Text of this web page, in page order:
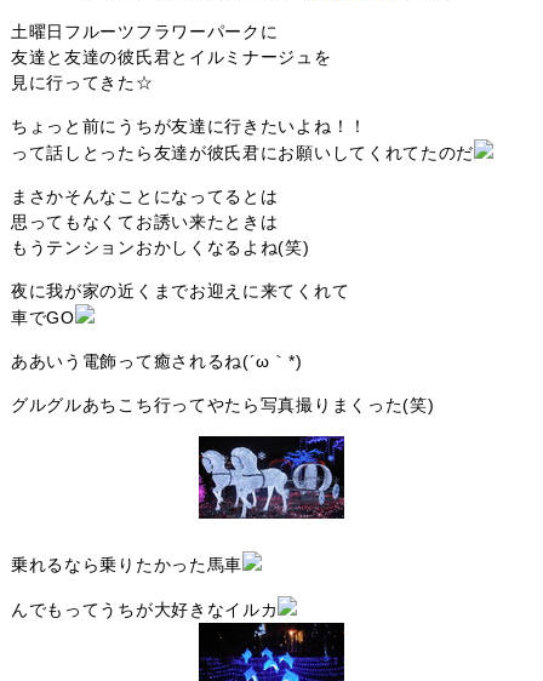
土曜日フルーツフラワーパークに
友達と友達の彼氏君とイルミナージュを
見に行ってきた☆
ちょっと前にうちが友達に行きたいよね！！
って話しとったら友達が彼氏君にお願いしてくれてたのだ
まさかそんなことになってるとは
思ってもなくてお誘い来たときは
もうテンションおかしくなるよね(笑)
夜に我が家の近くまでお迎えに来てくれて
車でGO
ああいう電飾って癒されるね(´ω｀*)
グルグルあちこち行ってやたら写真撮りまくった(笑)
乗れるなら乗りたかった馬車
んでもってうちが大好きなイルカ